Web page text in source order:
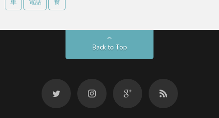
車 電話 食
Back to Top